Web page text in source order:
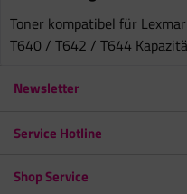
Toner kompatibel für
T640 / T642 / T644
Newsletter
Service Hotline
Shop Service